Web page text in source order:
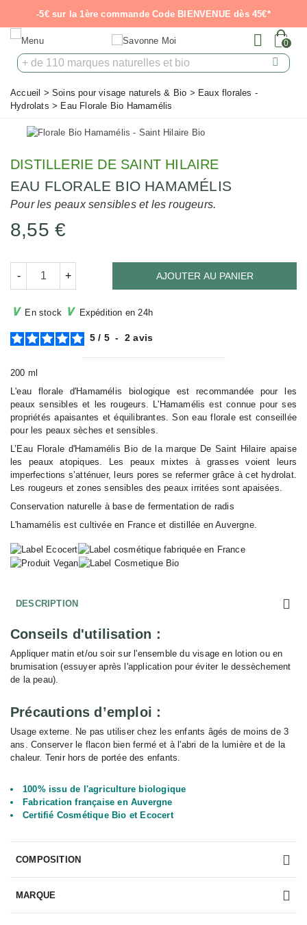
-5€ sur la 1ère commande Code BIENVENUE dès 45€*
0
Accueil > Soins pour visage naturels & Bio > Eaux florales -
Hydrolats > Eau Florale Bio Hamamélis
DISTILLERIE DE SAINT HILAIRE
EAU FLORALE BIO HAMAMÉLIS
Pour les peaux sensibles et les rougeurs.
8,55 €
- + AJOUTER AU PANIER
∨ En stock ∨ Expédition en 24h
5 / 5 - 2avis
200 ml
L'eau florale d'Hamamélis biologique est recommandée pour les
peaux sensibles et les rougeurs. L'Hamamélis est connue pour ses
propriétés apaisantes et équilibrantes. Son eau florale est conseillée
pour les peaux sèches et sensibles.
L’Eau Florale d'Hamamélis Bio de la marque De Saint Hilaire apaise
les peaux atopiques. Les peaux mixtes à grasses voient leurs
imperfections s’atténuer, leurs pores se refermer grâce à cet hydrolat.
Les rougeurs et zones sensibles des peaux irritées sont apaisées.
Conservation naturelle à base de fermentation de radis
L'hamamélis est cultivée en France et distillée en Auvergne.
DESCRIPTION
Conseils d'utilisation :
Appliquer matin et/ou soir sur l'ensemble du visage en lotion ou en
brumisation (essuyer après l'application pour éviter le dessèchement
de la peau).
Précautions d’emploi :
Usage externe. Ne pas utiliser chez les enfants âgés de moins de 3
ans. Conserver le flacon bien fermé et à l'abri de la lumière et de la
chaleur. Tenir hors de portée des enfants.
100% issu de l'agriculture biologique
Fabrication française en Auvergne
Certifié Cosmétique Bio et Ecocert
COMPOSITION
MARQUE